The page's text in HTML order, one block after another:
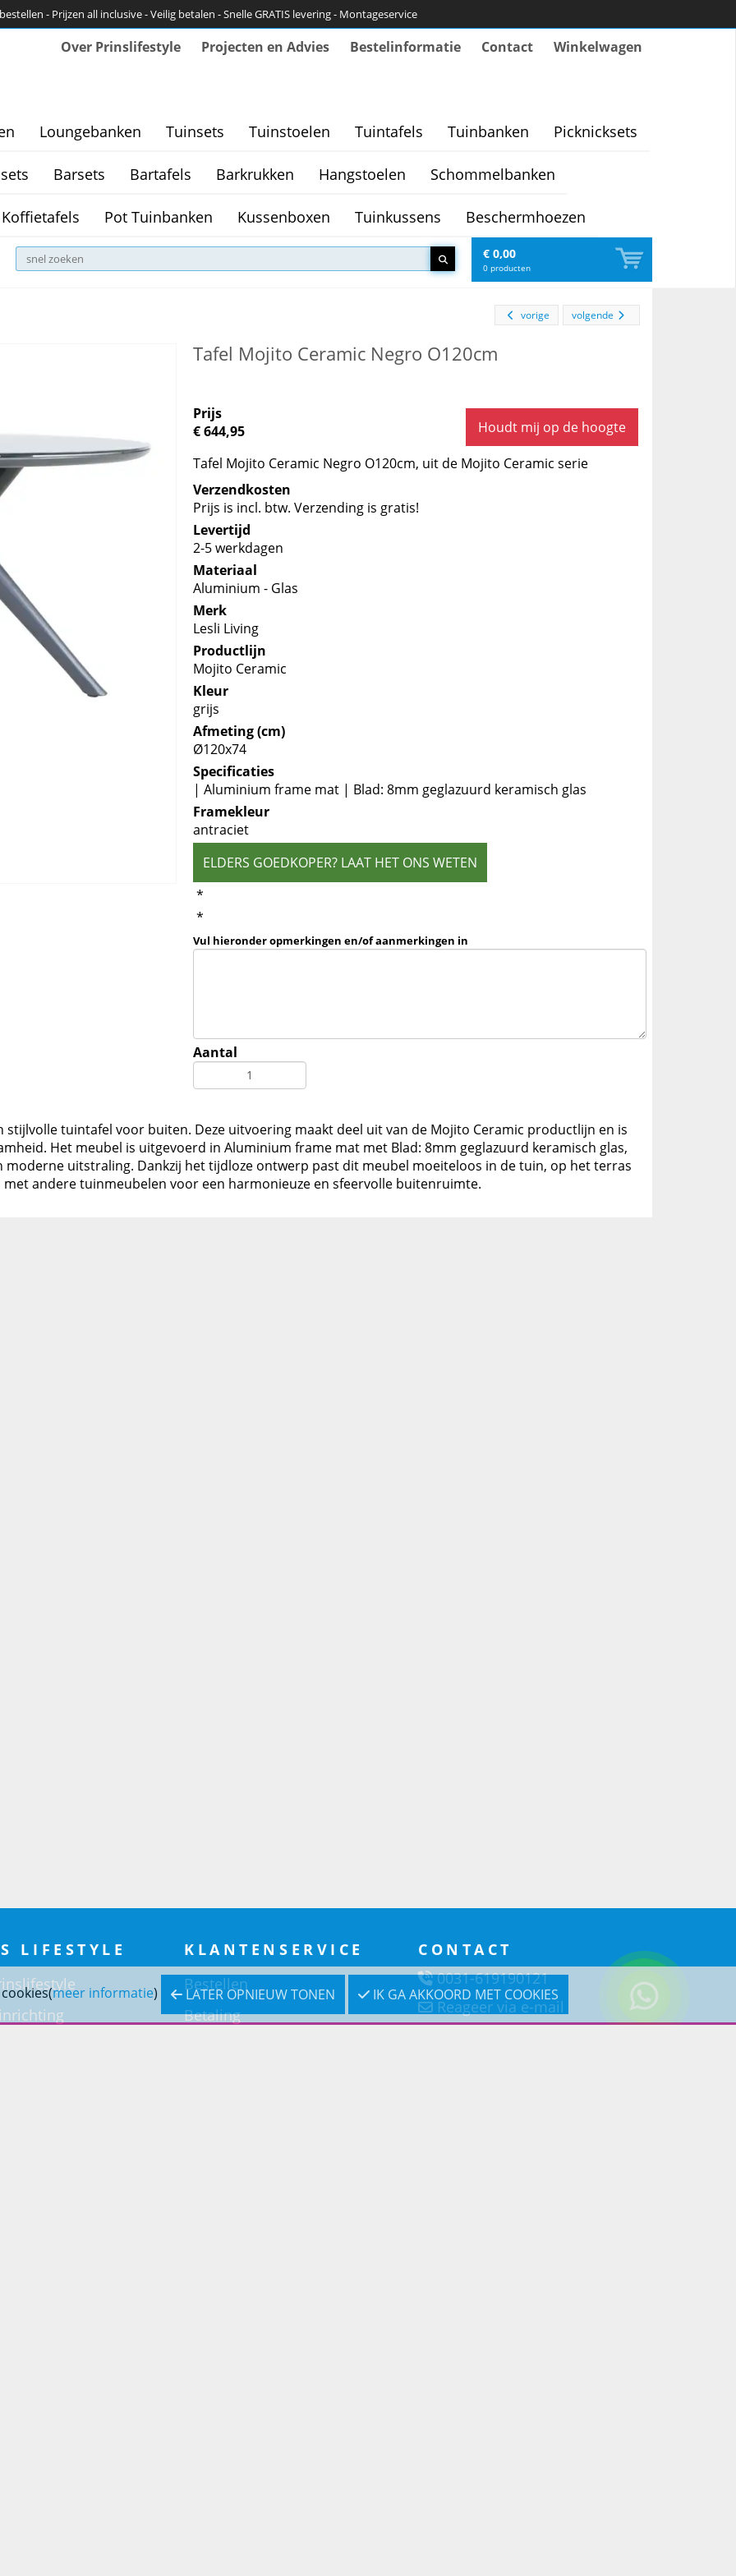
- Prijzen all inclusive - Veilig betalen - Snelle GRATIS levering - Montageservice
Over Prinslifestyle Projecten en Advies Bestelinformatie Contact Winkelwagen
Loungebanken Tuinsets Tuinstoelen Tuintafels Tuinbanken Picknicksets
Barsets Bartafels Barkrukken Hangstoelen Schommelbanken
Koffietafels Pot Tuinbanken Kussenboxen Tuinkussens Beschermhoezen
€ 0,00
0 producten
volgende
vorige
Tafel Mojito Ceramic Negro O120cm
Prijs
€ 644,95
Houdt mij op de hoogte
Tafel Mojito Ceramic Negro O120cm, uit de Mojito Ceramic serie
Verzendkosten
Prijs is incl. btw. Verzending is gratis!
Levertijd
2-5 werkdagen
Materiaal
Aluminium - Glas
Merk
Lesli Living
Productlijn
Mojito Ceramic
Kleur
grijs
Afmeting (cm)
Ø120x74
Specificaties
| Aluminium frame mat | Blad: 8mm geglazuurd keramisch glas
Framekleur
antraciet
ELDERS GOEDKOPER? LAAT HET ONS WETEN
*
*
Vul hieronder opmerkingen en/of aanmerkingen in
Aantal
stijlvolle tuintafel voor buiten. Deze uitvoering maakt deel uit van de Mojito Ceramic productlijn en is
Het meubel is uitgevoerd in Aluminium frame mat met Blad: 8mm geglazuurd keramisch glas,
uitstraling. Dankzij het tijdloze ontwerp past dit meubel moeiteloos in de tuin, op het terras
andere tuinmeubelen voor een harmonieuze en sfeervolle buitenruimte.
meer informatie) LATER OPNIEUW TONEN IK GA AKKOORD MET COOKIES
LIFESTYLE KLANTENSERVICE
Bestellen
Betaling
CONTACT
0031-619190121
Reageer via e-mail